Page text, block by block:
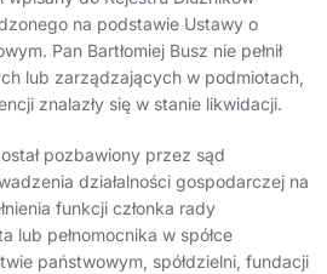
na podstawie Ustawy o
Pan Bartłomiej Busz nie pełnił
lub zarządzających w podmiotach,
znalazły się w stanie likwidacji.
pozbawiony przez sąd
działalności gospodarczej na
funkcji członka rady
lub pełnomocnika w spółce
państwowym, spółdzielni, fundacji